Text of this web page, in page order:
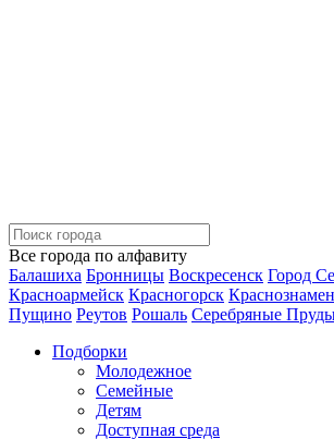
Все города по алфавиту
Балашиха Бронницы Воскресенск Город
Красноармейск Красногорск
Пущино Реутов Рошаль Серебряные
Подборки
Молодежное
Семейные
Детям
Доступная среда